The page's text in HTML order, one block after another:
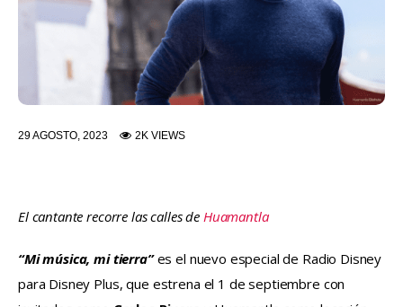
29 AGOSTO, 2023 2K VIEWS
El cantante recorre las calles de Huamantla
“Mi música, mi tierra” es el nuevo especial de Radio Disney
para Disney Plus, que estrena el 1 de septiembre con